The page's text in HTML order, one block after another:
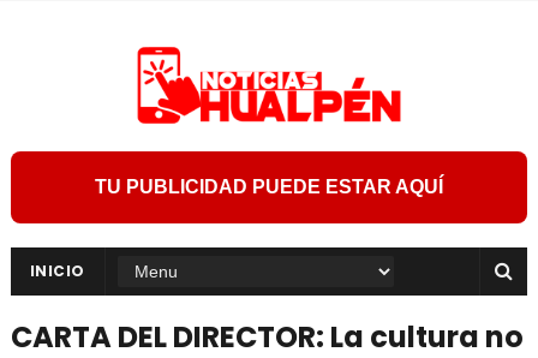
TU PUBLICIDAD PUEDE ESTAR AQUÍ
INICIO
CARTA DEL DIRECTOR: La cultura no